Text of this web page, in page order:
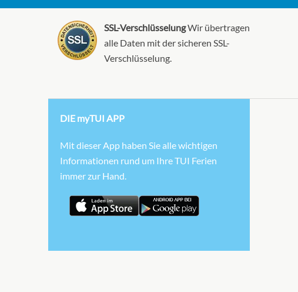
SSL-VerschlüsselungWir übertragen
alle Daten mit der sicheren SSL-
Verschlüsselung.
DIE myTUI APP
Mit dieser App haben Sie alle wichtigen
Informationen rund um Ihre TUI Ferien
immer zur Hand.